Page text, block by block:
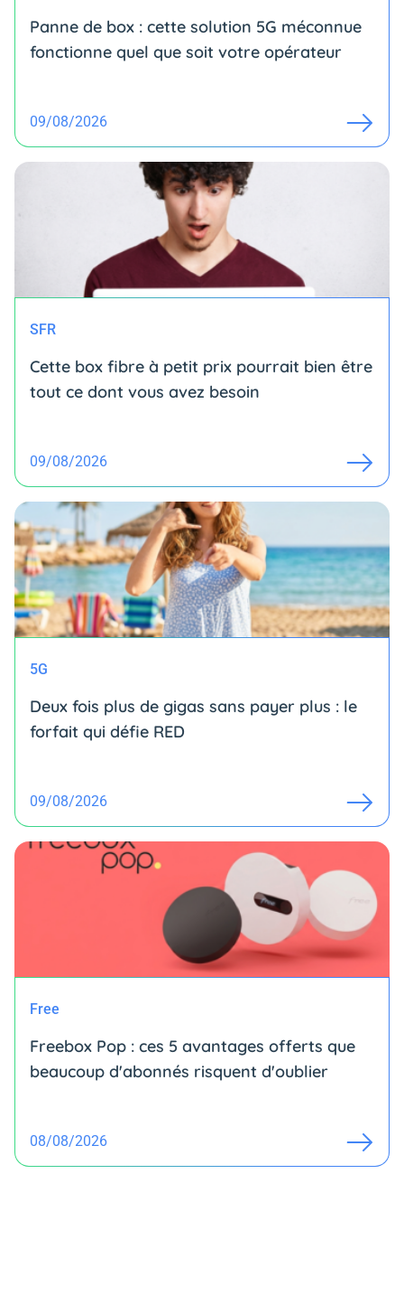
Panne de box : cette solution 5G méconnue
fonctionne quel que soit votre opérateur
09/08/2026
SFR
Cette box fibre à petit prix pourrait bien être
tout ce dont vous avez besoin
09/08/2026
5G
Deux fois plus de gigas sans payer plus : le
forfait qui défie RED
09/08/2026
Free
Freebox Pop : ces 5 avantages offerts que
beaucoup d'abonnés risquent d'oublier
08/08/2026